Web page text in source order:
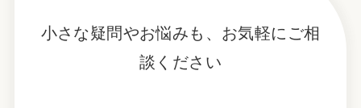
小さな疑問やお悩みも、お気軽にご相
談ください